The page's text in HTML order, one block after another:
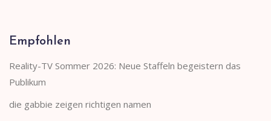
Empfohlen
Reality-TV Sommer 2026: Neue Staffeln begeistern das
Publikum
die gabbie zeigen richtigen namen